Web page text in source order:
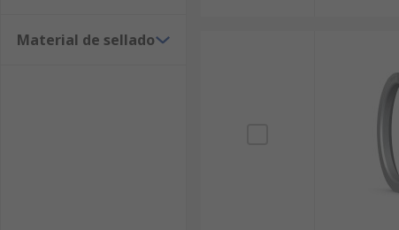
Material de sellado